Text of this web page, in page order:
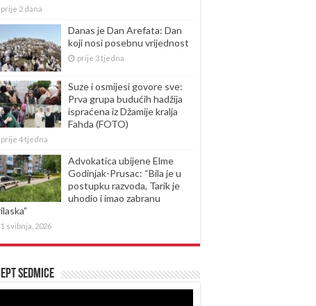
prije 2 dana
Danas je Dan Arefata: Dan
koji nosi posebnu vrijednost
prije 3 tjedna
Suze i osmijesi govore sve:
Prva grupa budućih hadžija
ispraćena iz Džamije kralja
Fahda (FOTO)
prije 4 tjedna
Advokatica ubijene Elme
Godinjak-Prusac: “Bila je u
postupku razvoda, Tarik je
uhodio i imao zabranu
1 svibnja, 2026
sedmice